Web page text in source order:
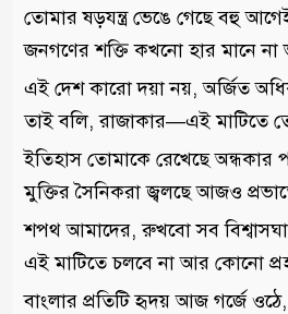
তোমার ষড়যন্ত্র ভেঙে গেছে বহু
জনগণের শক্তি কখনো হার মানে না
এই দেশ কারো দয়া নয়, অর্জিত
তাই বলি, রাজাকার—এই মাটিতে
ইতিহাস তোমাকে রেখেছে অন্ধকার
মুক্তির সৈনিকরা জ্বলছে আজও
শপথ আমাদের, রুখবো সব
এই মাটিতে চলবে না আর কোনো
বাংলার প্রতিটি হৃদয় আজ গর্জে ওঠে,